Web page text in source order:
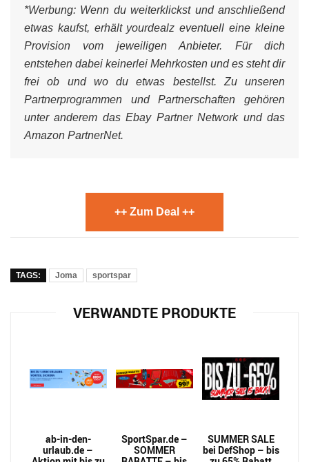
*Werbung: Wenn du weiterklickst und anschließend
etwas kaufst, erhält yourdealz eventuell eine kleine
Provision vom jeweiligen Anbieter. Für dich
entstehen dabei keinerlei Mehrkosten und es steht dir
frei ob und wo du etwas bestellst. Zu unseren
Partnerprogrammen und Partnerschaften gehören
unter anderem das Ebay Partner Network und das
Amazon PartnerNet.
++ Zum Deal ++
TAGS: Joma sportspar
VERWANDTE PRODUKTE
ab-in-den-
urlaub.de –
SportSpar.de –
SOMMER
SUMMER SALE
bei DefShop – bis